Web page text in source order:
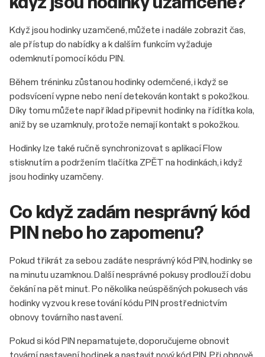
Když jsou hodinky uzamčené, můžete i nadále zobrazit čas,
ale přístup do nabídky a k dalším funkcím vyžaduje
odemknutí pomocí kódu PIN.
Během tréninku zůstanou hodinky odemčené, i když se
podsvícení vypne nebo není detekován kontakt s pokožkou.
Díky tomu můžete například připevnit hodinky na řídítka kola,
aniž by se uzamknuly, protože nemají kontakt s pokožkou.
Hodinky lze také ručně synchronizovat s aplikací Flow
stisknutím a podržením tlačítka ZPĚT na hodinkách, i když
jsou hodinky uzamčeny.
Co když zadám nesprávný kód
PIN nebo ho zapomenu?
Pokud třikrát za sebou zadáte nesprávný kód PIN, hodinky se
na minutu uzamknou. Další nesprávné pokusy prodlouží dobu
čekání na pět minut. Po několika neúspěšných pokusech vás
hodinky vyzvou k resetování kódu PIN prostřednictvím
obnovy továrního nastavení.
Pokud si kód PIN nepamatujete, doporučujeme obnovit
tovární nastavení hodinek a nastavit nový kód PIN. Při obnově